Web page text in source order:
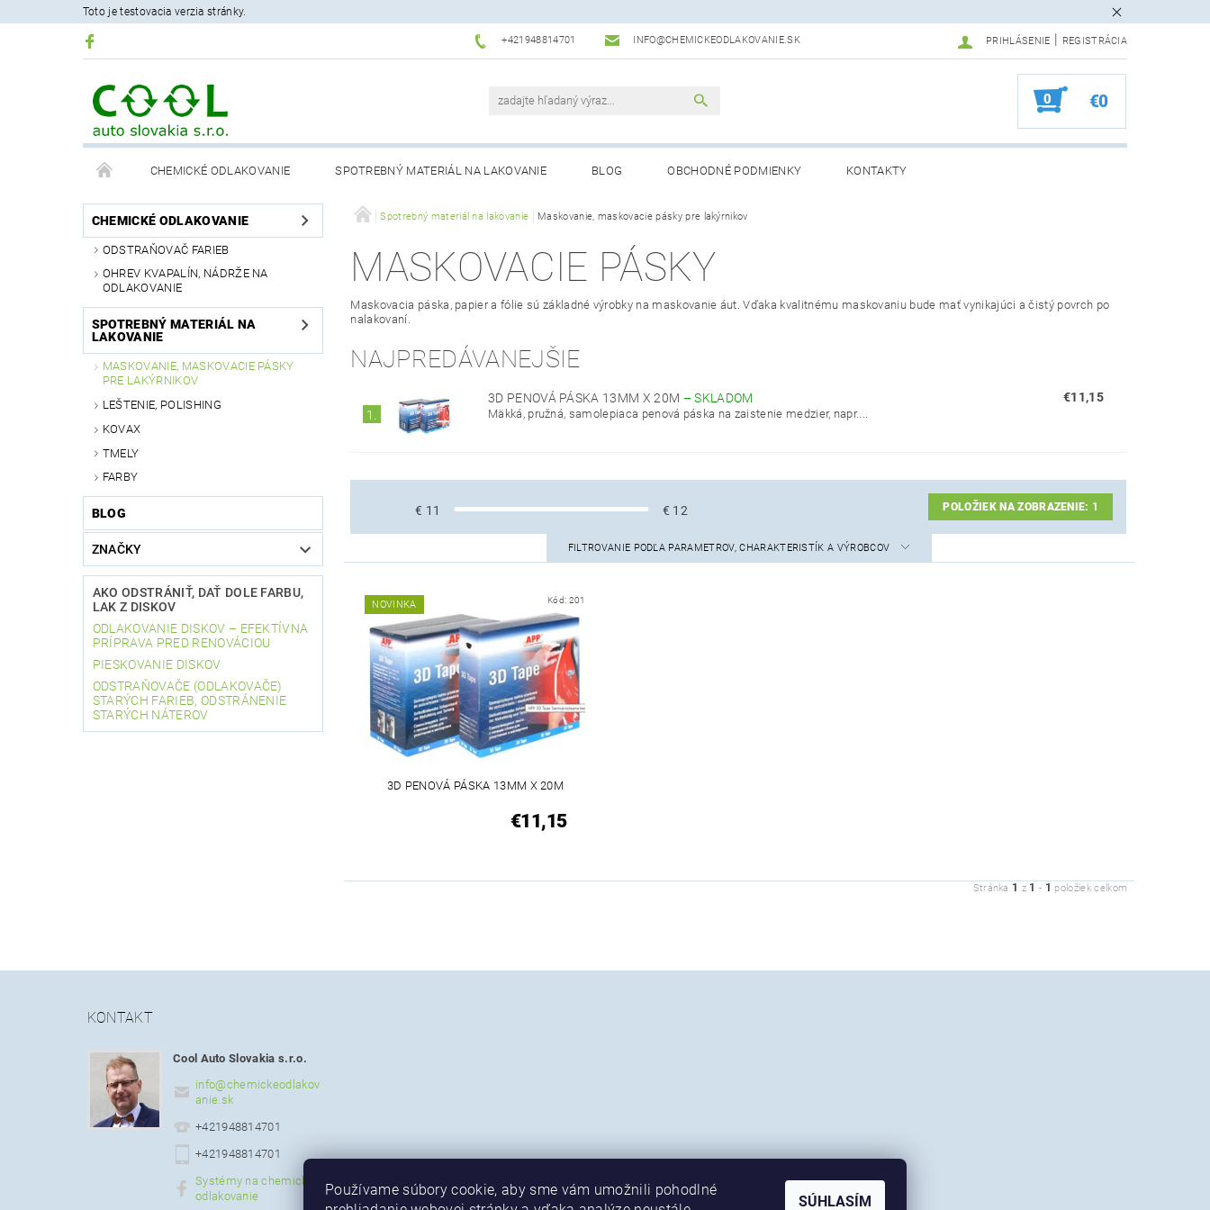
Toto je testovacia verzia stránky.
+421948814701 INFO@CHEMICKEODLAKOVANIE.SK PRIHLÁSENIE REGISTRÁCIA
0 €0
CHEMICKÉ ODLAKOVANIE SPOTREBNÝ MATERIÁL NA LAKOVANIE BLOG OBCHODNÉ PODMIENKY KONTAKTY
PODMIENKY OCHRANY OSOBNÝCH ÚDAJOV
CHEMICKÉ ODLAKOVANIE
ODSTRAŇOVAČ FARIEB
OHREV KVAPALÍN, NÁDRŽE NA
ODLAKOVANIE
SPOTREBNÝ MATERIÁL NA
LAKOVANIE
MASKOVANIE, MASKOVACIE PÁSKY
PRE LAKÝRNIKOV
LEŠTENIE, POLISHING
KOVAX
TMELY
FARBY
BLOG
ZNAČKY
AKO ODSTRÁNIŤ, DAŤ DOLE FARBU,
LAK Z DISKOV
ODLAKOVANIE DISKOV – EFEKTÍVNA
PRÍPRAVA PRED RENOVÁCIOU
PIESKOVANIE DISKOV
ODSTRAŇOVAČE (ODLAKOVAČE)
STARÝCH FARIEB, ODSTRÁNENIE
STARÝCH NÁTEROV
Spotrebný materiál na lakovanie Maskovanie, maskovacie pásky pre lakýrnikov
MASKOVACIE PÁSKY
Maskovacia páska, papier a fólie sú základné výrobky na maskovanie áut. Vďaka kvalitnému maskovaniu bude mať vynikajúci a čistý povrch po
nalakovaní.
NAJPREDÁVANEJŠIE
1.
3D PENOVÁ PÁSKA 13MM X 20M –SKLADOM
Mäkká, pružná, samolepiaca penová páska na zaistenie medzier, napr....
€11,15
€ 11 € 12 POLOŽIEK NA ZOBRAZENIE: 1
FILTROVANIE PODĽA PARAMETROV, CHARAKTERISTÍK A VÝROBCOV
NOVINKA Kód: 201
3D PENOVÁ PÁSKA 13MM X 20M
€11,15
Stránka 1 z 1 - 1 položiek celkom
KONTAKT
Cool Auto Slovakia s.r.o.
info@chemickeodlakov
anie.sk
+421948814701
+421948814701
Systémy na chemické
odlakovanie
Používame súbory cookie, aby sme vám umožnili pohodlné
SÚHLASÍM